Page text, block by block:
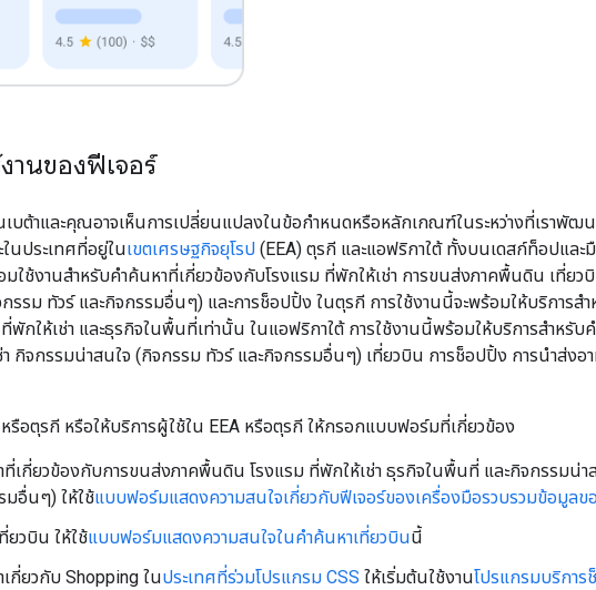
านของฟีเจอร์
เบต้าและคุณอาจเห็นการเปลี่ยนแปลงในข้อกำหนดหรือหลักเกณฑ์ในระหว่างที่เราพัฒ
ในประเทศที่อยู่ในเขตเศรษฐกิจยุโรป (EEA) ตุรกี และแอฟริกาใต้ ทั้งบนเดสก์ท็อปและ
มใช้งานสําหรับคําค้นหาที่เกี่ยวข้องกับโรงแรม ที่พักให้เช่า การขนส่งภาคพื้นดิน เที่ย
รรม ทัวร์ และกิจกรรมอื่นๆ) และการช็อปปิ้ง ในตุรกี การใช้งานนี้จะพร้อมให้บริการสํ
พักให้เช่า และธุรกิจในพื้นที่เท่านั้น ในแอฟริกาใต้ การใช้งานนี้พร้อมให้บริการสําหรับ
กิจกรรมน่าสนใจ (กิจกรรม ทัวร์ และกิจกรรมอื่นๆ) เที่ยวบิน การช็อปปิ้ง การนำส่งอา
รือตุรกี หรือให้บริการผู้ใช้ใน EEA หรือตุรกี ให้กรอกแบบฟอร์มที่เกี่ยวข้อง
ที่เกี่ยวข้องกับการขนส่งภาคพื้นดิน โรงแรม ที่พักให้เช่า ธุรกิจในพื้นที่ และกิจกรรมน่า
มอื่นๆ) ให้ใช้แบบฟอร์มแสดงความสนใจเกี่ยวกับฟีเจอร์ของเครื่องมือรวบรวมข้อมูลข
ยวบิน ให้ใช้แบบฟอร์มแสดงความสนใจในคำค้นหาเที่ยวบินนี้
กี่ยวกับ Shopping ในประเทศที่ร่วมโปรแกรม CSS ให้เริ่มต้นใช้งานโปรแกรมบริกา